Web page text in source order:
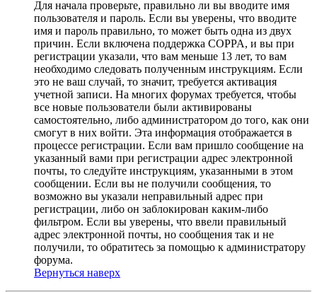
Для начала проверьте, правильно ли вы вводите имя
пользователя и пароль. Если вы уверены, что вводите
имя и пароль правильно, то может быть одна из двух
причин. Если включена поддержка COPPA, и вы при
регистрации указали, что вам меньше 13 лет, то вам
необходимо следовать полученным инструкциям. Если
это не ваш случай, то значит, требуется активация
учетной записи. На многих форумах требуется, чтобы
все новые пользователи были активированы
самостоятельно, либо администратором до того, как они
смогут в них войти. Эта информация отображается в
процессе регистрации. Если вам пришло сообщение на
указанный вами при регистрации адрес электронной
почты, то следуйте инструкциям, указанными в этом
сообщении. Если вы не получили сообщения, то
возможно вы указали неправильный адрес при
регистрации, либо он заблокирован каким-либо
фильтром. Если вы уверены, что ввели правильный
адрес электронной почты, но сообщения так и не
получили, то обратитесь за помощью к администратору
форума.
Вернуться наверх